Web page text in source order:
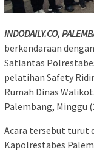
INDODAILY.CO,
berkendaraan
Satlantas
pelatihan Safety
Rumah Dinas
Palembang, Minggu
Acara tersebut turut
Kapolrestabes